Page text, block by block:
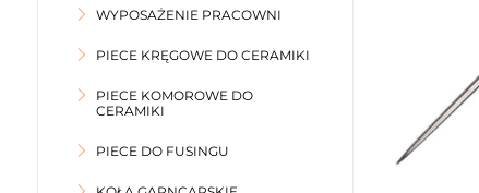
WYPOSAŻENIE PRACOWNI
PIECE KRĘGOWE DO CERAMIKI
PIECE KOMOROWE DO
CERAMIKI
PIECE DO FUSINGU